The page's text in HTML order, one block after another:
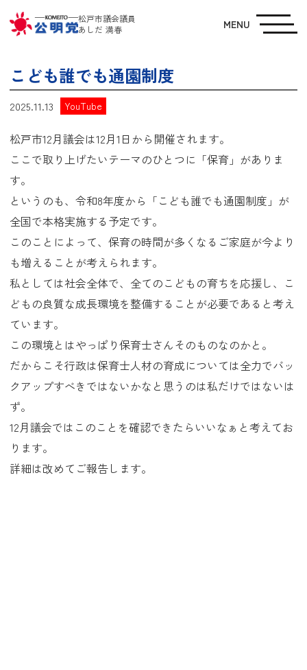
松戸市議会議員
あしだ 満春
MENU
こども誰でも通園制度
2025.11.13 YouTube
松戸市12月議会は12月1日から開催されます。
ここで取り上げたいテーマのひとつに「保育」がありま
す。
というのも、令和8年度から「こども誰でも通園制度」が
全国で本格実施する予定です。
このことによって、保育の時間が多くなるご家庭が今より
も増えることが考えられます。
私としては社会全体で、全てのこどもの育ちを応援し、こ
どもの良質な成長環境を整備することが必要であると考え
ています。
この環境とはやっぱり保育士さんそのものなのかと。
だからこそ行政は保育士人材の育成については全力でバッ
クアップすべきではないかなと思うのは私だけではないは
ず。
12月議会ではこのことを確認できたらいいなぁと考えてお
ります。
詳細は改めてご報告します。